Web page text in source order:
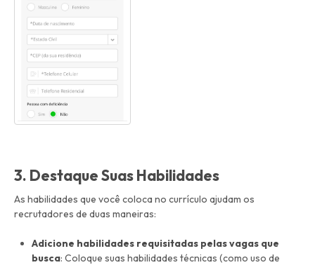
3. Destaque Suas Habilidades
As habilidades que você coloca no currículo ajudam os
recrutadores de duas maneiras:
Adicione habilidades requisitadas pelas vagas que
busca: Coloque suas habilidades técnicas (como uso de